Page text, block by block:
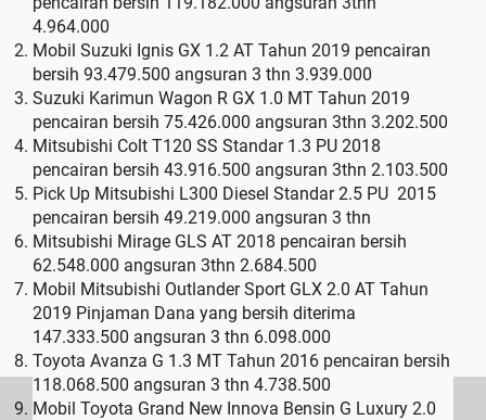
4.964.000
Mobil Suzuki Ignis GX 1.2 AT Tahun 2019 pencairan
bersih 93.479.500 angsuran 3 thn 3.939.000
Suzuki Karimun Wagon R GX 1.0 MT Tahun 2019
pencairan bersih 75.426.000 angsuran 3thn 3.202.500
Mitsubishi Colt T120 SS Standar 1.3 PU 2018
pencairan bersih 43.916.500 angsuran 3thn 2.103.500
Pick Up Mitsubishi L300 Diesel Standar 2.5 PU 2015
pencairan bersih 49.219.000 angsuran 3 thn
Mitsubishi Mirage GLS AT 2018 pencairan bersih
62.548.000 angsuran 3thn 2.684.500
Mobil Mitsubishi Outlander Sport GLX 2.0 AT Tahun
2019 Pinjaman Dana yang bersih diterima
147.333.500 angsuran 3 thn 6.098.000
Toyota Avanza G 1.3 MT Tahun 2016 pencairan bersih
118.068.500 angsuran 3 thn 4.738.500
Mobil Toyota Grand New Innova Bensin G Luxury 2.0